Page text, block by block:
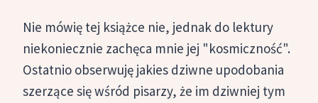
Nie mówię tej książce nie, jednak do lektury
niekoniecznie zachęca mnie jej "kosmiczność".
Ostatnio obserwuję jakies dziwne upodobania
szerzące się wśród pisarzy, że im dziwniej tym